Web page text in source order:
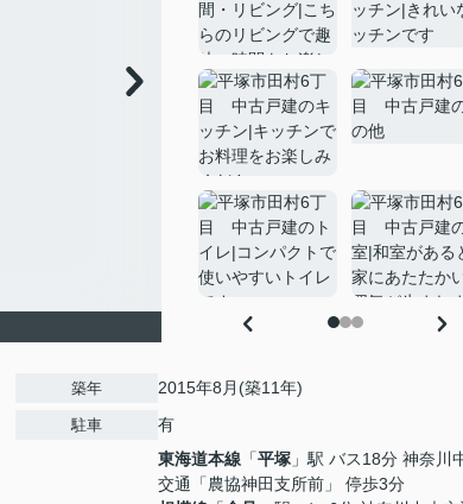
築年 2015年8月(築11年)
駐車
有
東海道本線 「平塚 」駅 バス18分 神奈川
交通「農協神田支所前」 停歩3分